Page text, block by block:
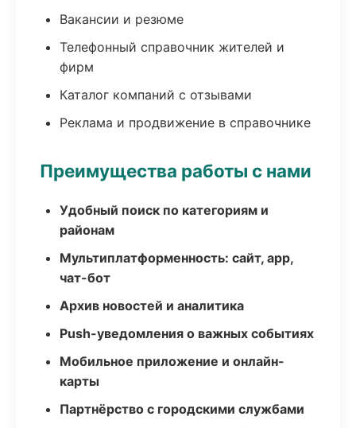
Вакансии и резюме
Телефонный справочник жителей и
фирм
Каталог компаний с отзывами
Реклама и продвижение в справочнике
Преимущества работы с нами
Удобный поиск по категориям и
районам
Мультиплатформенность: сайт, app,
чат-бот
Архив новостей и аналитика
Push-уведомления о важных событиях
Мобильное приложение и онлайн-
карты
Партнёрство с городскими службами